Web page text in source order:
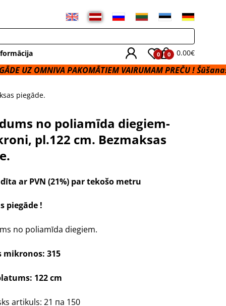
0 0 0.00€
PAKOMĀTIEM VAIRUMAM PREČU ! Šūšanas
piegāde.
no poliamīda diegiem-
pl.122 cm. Bezmaksas
ar PVN (21%) par tekošo metru
piegāde !
no poliamīda diegiem.
mikronos: 315
122 cm
artikuls: 21 пa 150